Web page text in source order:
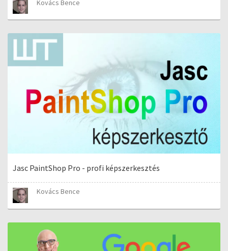
Kovács Bence
Jasc PaintShop Pro - profi képszerkesztés
Kovács Bence